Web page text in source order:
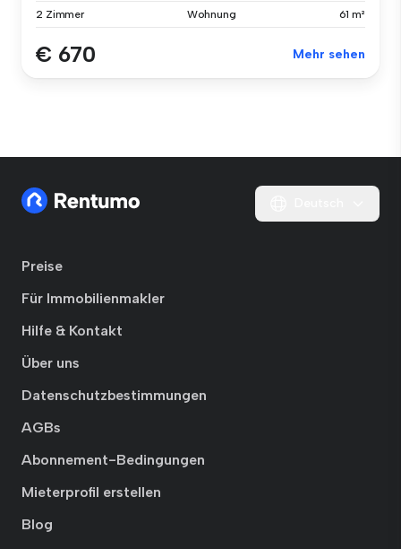
2 Zimmer Wohnung 61 m²
€ 670 Mehr sehen
Preise
Für Immobilienmakler
Hilfe & Kontakt
Über uns
Datenschutzbestimmungen
AGBs
Abonnement-Bedingungen
Mieterprofil erstellen
Blog